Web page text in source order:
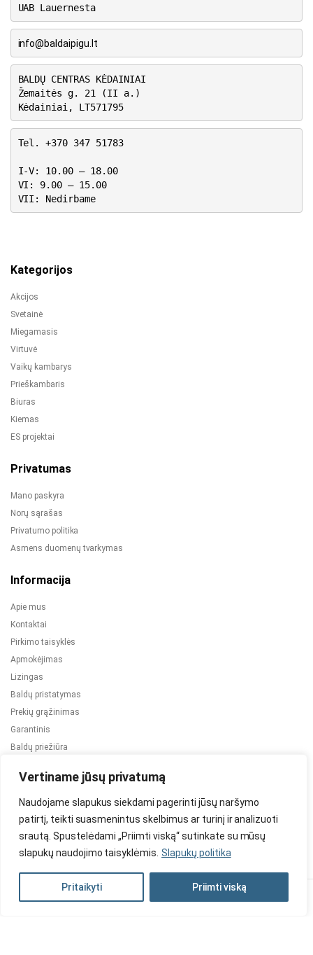
Vertiname jūsų privatumą
Naudojame slapukus siekdami pagerinti jūsų naršymo
patirtį, teikti suasmenintus skelbimus ar turinį ir analizuoti
srautą. Spustelėdami „Priimti viską“ sutinkate su mūsų
slapukų naudojimo taisyklėmis. Slapukų politika
Pritaikyti Priimti viską
UAB Lauernesta
info@baldaipigu.lt
BALDŲ CENTRAS KĖDAINIAI
Žemaitės g. 21 (II a.)
Kėdainiai, LT571795
Tel. +370 347 51783
I-V: 10.00 – 18.00
VI: 9.00 – 15.00
VII: Nedirbame
Kategorijos
Akcijos
Svetainė
Miegamasis
Virtuvė
Vaikų kambarys
Prieškambaris
Biuras
Kiemas
ES projektai
Privatumas
Mano paskyra
Norų sąrašas
Privatumo politika
Asmens duomenų tvarkymas
Informacija
Apie mus
Kontaktai
Pirkimo taisyklės
Apmokėjimas
Lizingas
Baldų pristatymas
Prekių grąžinimas
Garantinis
Baldų priežiūra
2024 © Visos teisės saugomos. Be TauBaldai.lt sutikimo draudžiama
Asmens duomenų tvarkymas Privatumo politika